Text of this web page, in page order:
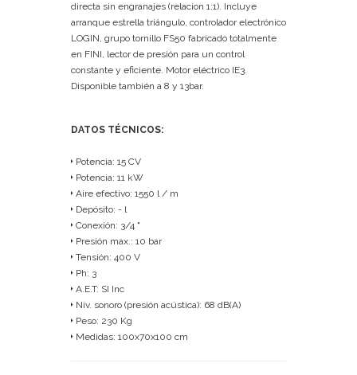
directa sin engranajes (relacion 1:1). Incluye
arranque estrella triángulo, controlador electrónico
LOGIN, grupo tornillo FS50 fabricado totalmente
en FINI, lector de presión para un control
constante y eficiente. Motor eléctrico IE3.
Disponible también a 8 y 13bar.
DATOS TÉCNICOS:
Potencia: 15 CV
Potencia: 11 kW
Aire efectivo: 1550 l / m
Depósito: - l
Conexión: 3/4 "
Presión max.: 10 bar
Tensión: 400 V
Ph: 3
A.E.T: SI Inc
Niv. sonoro (presión acústica): 68 dB(A)
Peso: 230 Kg
Medidas: 100x70x100 cm